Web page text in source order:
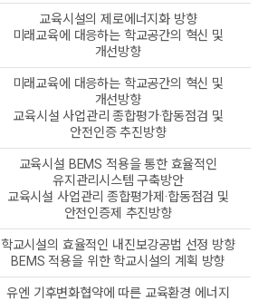
교육시설의 제로에너지화 방향
미래교육에 대응하는 학교공간의 혁신 및
개선방향
미래교육에 대응하는 학교공간의 혁신 및
개선방향
교육시설 사업관리 종합평가·합동점검 및
안전인증 추진방향
교육시설 BEMS 적용을 통한 효율적인
유지관리시스템 구축방안
교육시설 사업관리 종합평가제·합동점검 및
안전인증제 추진방향
학교시설의 효율적인 내진보강공법 선정 방향
BEMS 적용을 위한 학교시설의 계획 방향
유엔 기후변화협약에 따른 교육환경 에너지